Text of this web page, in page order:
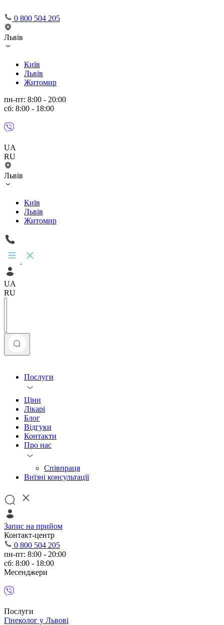
0 800 504 205
Львів
Київ
Львів
Житомир
пн-пт: 8:00 - 20:00
сб: 8:00 - 18:00
UA
RU
Львів
Київ
Львів
Житомир
UA
RU
Послуги
Ціни
Лікарі
Блог
Відгуки
Контакти
Про нас
Співпраця
Виїзні консультації
Запис на прийом
Контакт-центр
0 800 504 205
пн-пт: 8:00 - 20:00
сб: 8:00 - 18:00
Месенджери
Послуги
Гінеколог у Львові